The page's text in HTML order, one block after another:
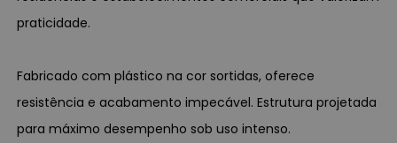
praticidade.
Fabricado com plástico na cor sortidas, oferece
resistência e acabamento impecável. Estrutura projetada
para máximo desempenho sob uso intenso.